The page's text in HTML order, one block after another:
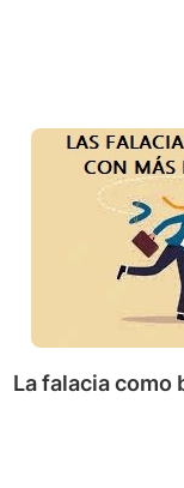
La falacia como